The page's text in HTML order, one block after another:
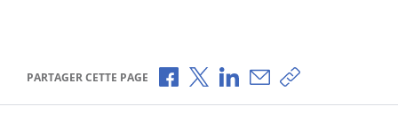
PARTAGER CETTE PAGE Partager via Facebook
Partager via X
Partager via LinkedIn
Partager par e-mail
Copier le lien